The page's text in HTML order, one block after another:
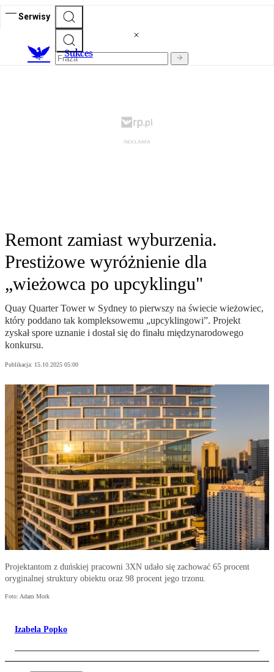
Serwisy
Sukces
Remont zamiast wyburzenia.
Prestiżowe wyróżnienie dla
„wieżowca po upcyklingu"
Quay Quarter Tower w Sydney to pierwszy na świecie wieżowiec,
który poddano tak kompleksowemu „upcyklingowi”. Projekt
zyskał spore uznanie i dostał się do finału międzynarodowego
konkursu.
Publikacja: 15.10.2025 05:00
Projektantom z duńskiej pracowni 3XN udało się zachować 65 procent
oryginalnej struktury obiektu oraz 98 procent jego trzonu.
Foto: Adam Mork
Izabela Popko